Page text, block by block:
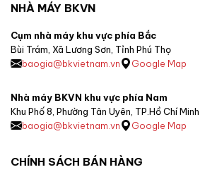
NHÀ MÁY BKVN
Cụm nhà máy khu vực phía Bắc
Bùi Trám, Xã Lương Sơn, Tỉnh Phú Thọ
baogia@bkvietnam.vn
Google Map
Nhà máy BKVN khu vực phía Nam
Khu Phố 8, Phường Tân Uyên, TP.Hồ Chí Minh
baogia@bkvietnam.vn
Google Map
CHÍNH SÁCH BÁN HÀNG